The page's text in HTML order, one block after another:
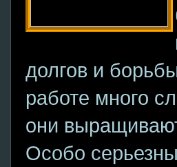
долгов и
работе много
они
Особо